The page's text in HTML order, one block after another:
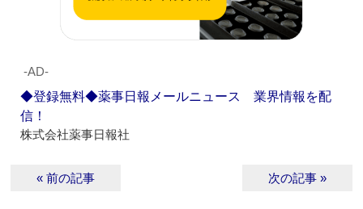
‐AD‐
◆登録無料◆薬事日報メールニュース 業界情報を配
信！
株式会社薬事日報社
« 前の記事 次の記事 »